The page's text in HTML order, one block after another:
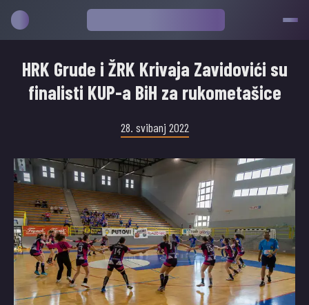
HRK Grude i ŽRK Krivaja Zavidovići su
finalisti KUP-a BiH za rukometašice
28. svibanj 2022